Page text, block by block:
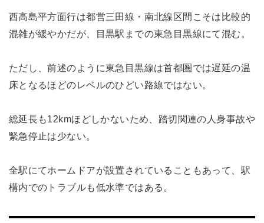
西高島平方面行は都営三田線・南北線区間こそは比較的
混雑が緩やかだが、目黒駅までの東急目黒線にて混む。
ただし、前述のように東急目黒線は首都圏では遅延の温
床となるほどのレベルのひどい路線ではない。
総延長も12kmほどしかないため、踏切関連の人身事故や
緊急停止は少ない。
全駅にてホームドアが設置されていることもあって、駅
構内でのトラブルも低水準ではある。